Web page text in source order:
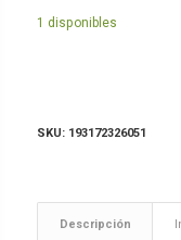
1 disponibles
SKU: 193172326051
Descripción